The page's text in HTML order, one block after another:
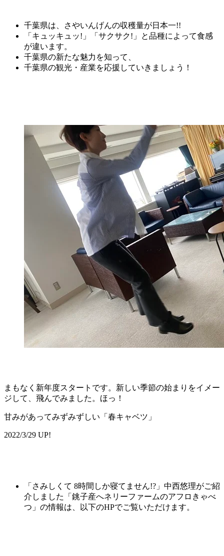
千葉県は、さやいんげんの収穫量が日本一!!
「キュッキュッ!」「サクサク!」と品種によって食感
が違います。
千葉県の新たな魅力を知って、
千葉県の観光・産業を応援していきましょう！
まもなく新年度スタートです。新しい季節の始まりをイメー
ジして、飛んでみました。ほっ！
甘みがあってみずみずしい「春キャベツ」
2022/3/29 UP!
「さみしくて 8時間しか寝てません!?」中西悠理がご紹
介しました「銚子産へネリーファームのアフロきゃべ
つ」の情報は、以下のHPでご覧いただけます。